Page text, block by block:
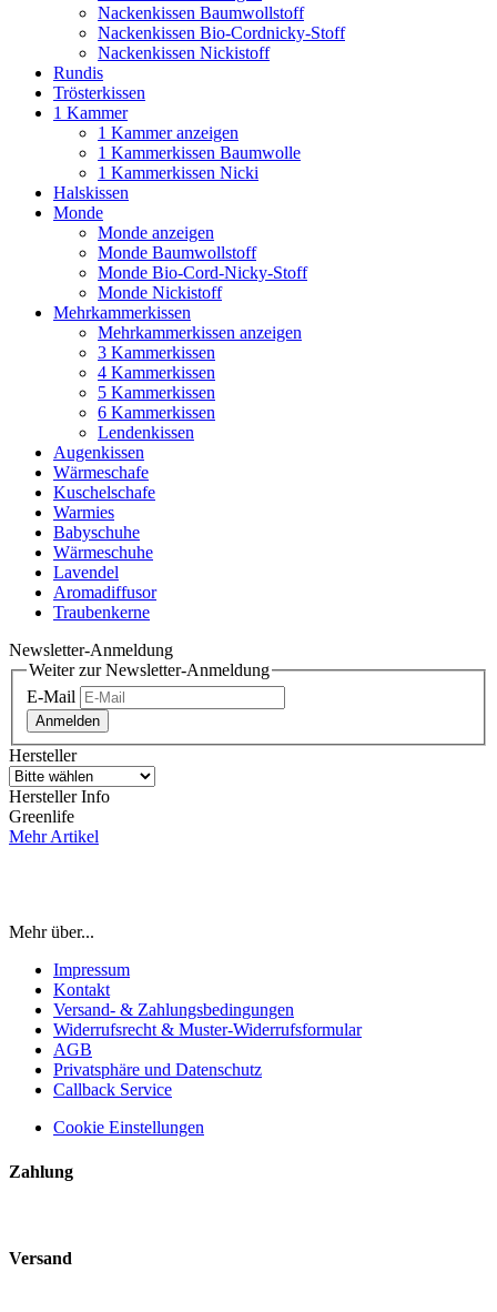
Nackenkissen Baumwollstoff
Nackenkissen Bio-Cordnicky-Stoff
Nackenkissen Nickistoff
Rundis
Trösterkissen
1 Kammer
1 Kammer anzeigen
1 Kammerkissen Baumwolle
1 Kammerkissen Nicki
Halskissen
Monde
Monde anzeigen
Monde Baumwollstoff
Monde Bio-Cord-Nicky-Stoff
Monde Nickistoff
Mehrkammerkissen
Mehrkammerkissen anzeigen
3 Kammerkissen
4 Kammerkissen
5 Kammerkissen
6 Kammerkissen
Lendenkissen
Augenkissen
Wärmeschafe
Kuschelschafe
Warmies
Babyschuhe
Wärmeschuhe
Lavendel
Aromadiffusor
Traubenkerne
Newsletter-Anmeldung
Weiter zur Newsletter-Anmeldung
E-Mail
Anmelden
Hersteller
Hersteller Info
Greenlife
Mehr Artikel
Mehr über...
Impressum
Kontakt
Versand- & Zahlungsbedingungen
Widerrufsrecht & Muster-Widerrufsformular
AGB
Privatsphäre und Datenschutz
Callback Service
Cookie Einstellungen
Zahlung
Versand